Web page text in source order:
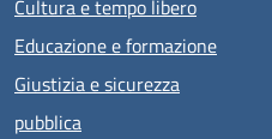
Cultura e tempo libero
Educazione e formazione
Giustizia e sicurezza
pubblica